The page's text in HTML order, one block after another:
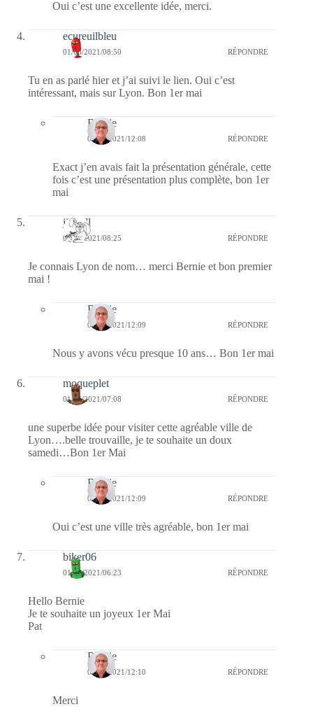
Oui c’est une excellente idée, merci.
ecureuilbleu
01/05/2021/08:50 RÉPONDRE
Tu en as parlé hier et j’ai suivi le lien. Oui c’est
intéressant, mais sur Lyon. Bon 1er mai
Bernie
01/05/2021/12:08 RÉPONDRE
Exact j’en avais fait la présentation générale, cette
fois c’est une présentation plus complète, bon 1er
mai
jill bill
01/05/2021/08:25 RÉPONDRE
Je connais Lyon de nom… merci Bernie et bon premier
mai !
Bernie
01/05/2021/12:09 RÉPONDRE
Nous y avons vécu presque 10 ans… Bon 1er mai
moqueplet
01/05/2021/07:08 RÉPONDRE
une superbe idée pour visiter cette agréable ville de
Lyon….belle trouvaille, je te souhaite un doux
samedi…Bon 1er Mai
Bernie
01/05/2021/12:09 RÉPONDRE
Oui c’est une ville très agréable, bon 1er mai
biker06
01/05/2021/06:23 RÉPONDRE
Hello Bernie
Je te souhaite un joyeux 1er Mai
Pat
Bernie
01/05/2021/12:10 RÉPONDRE
Merci